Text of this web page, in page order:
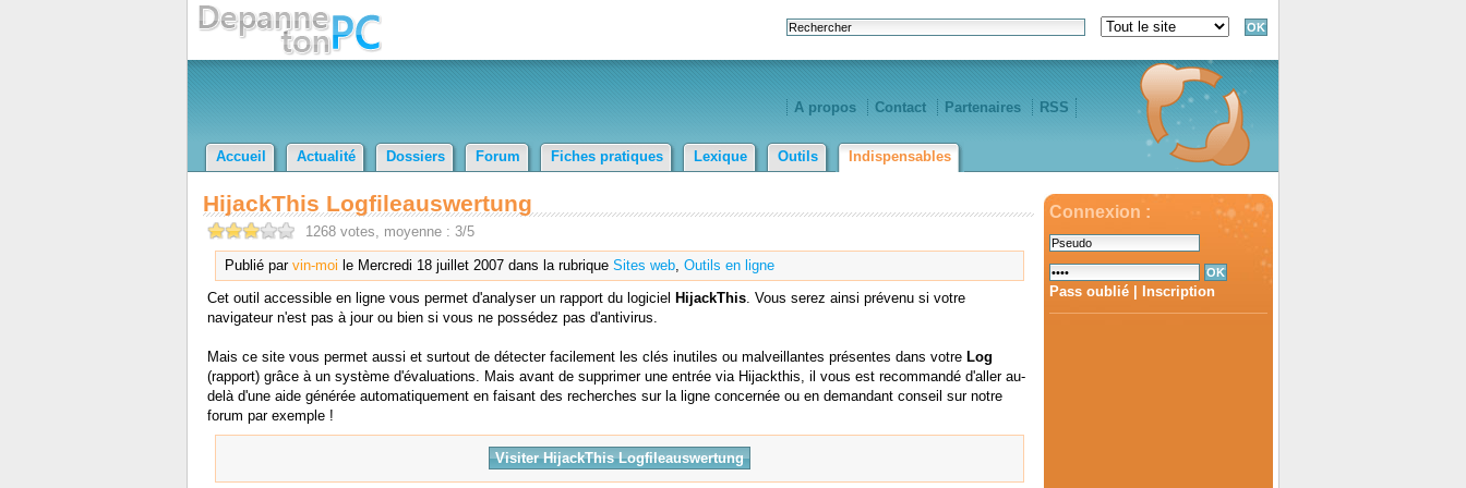
A propos Contact Partenaires RSS
Accueil Actualité Dossiers Forum Fiches pratiques Lexique Outils Indispensables
Connexion :
Pass oublié Inscription
HijackThis Logfileauswertung
1268 votes, moyenne : 3/5
Publié par vin-moi le Mercredi 18 juillet 2007 dans la rubrique Sites web, Outils en ligne
Cet outil accessible en ligne vous permet d'analyser un rapport du logiciel HijackThis. Vous serez ainsi prévenu si votre
navigateur n'est pas à jour ou bien si vous ne possédez pas d'antivirus.
Mais ce site vous permet aussi et surtout de détecter facilement les clés inutiles ou malveillantes présentes dans votre Log
(rapport) grâce à un système d'évaluations. Mais avant de supprimer une entrée via Hijackthis, il vous est recommandé d'aller au-
delà d'une aide générée automatiquement en faisant des recherches sur la ligne concernée ou en demandant conseil sur notre
forum par exemple !
Visiter HijackThis Logfileauswertung